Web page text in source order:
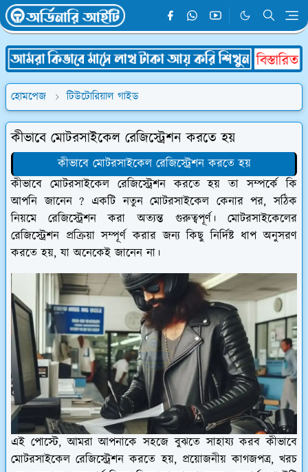
হোমপেজ টিউটোরিয়াল গাইড
কীভাবে মোটরসাইকেল রেজিস্ট্রেশন করতে হয়
কীভাবে মোটরসাইকেল রেজিস্ট্রেশন করতে হয়
কীভাবে মোটরসাইকেল রেজিস্ট্রেশন করতে হয় তা সম্পর্কে কি
আপনি জানেন ? একটি নতুন মোটরসাইকেল কেনার পর, সঠিক
নিয়মে রেজিস্ট্রেশন করা অত্যন্ত গুরুত্বপূর্ণ। মোটরসাইকেলের
রেজিস্ট্রেশন প্রক্রিয়া সম্পূর্ণ করার জন্য কিছু নির্দিষ্ট ধাপ অনুসরণ
করতে হয়, যা অনেকেই জানেন না।
এই পোস্টে, আমরা আপনাকে সহজে বুঝতে সাহায্য করব কীভাবে
মোটরসাইকেল রেজিস্ট্রেশন করতে হয়, প্রয়োজনীয় কাগজপত্র, খরচ